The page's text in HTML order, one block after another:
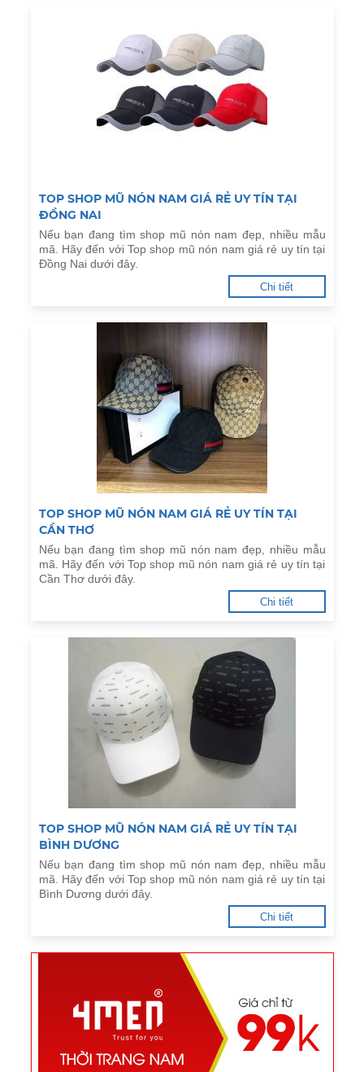
TOP SHOP MŨ NÓN NAM GIÁ RẺ UY TÍN TẠI
ĐỒNG NAI
Nếu bạn đang tìm shop mũ nón nam đẹp, nhiều mẫu
mã. Hãy đến với Top shop mũ nón nam giá rẻ uy tín tại
Đồng Nai dưới đây.
Chi tiết
TOP SHOP MŨ NÓN NAM GIÁ RẺ UY TÍN TẠI
CẦN THƠ
Nếu bạn đang tìm shop mũ nón nam đẹp, nhiều mẫu
mã. Hãy đến với Top shop mũ nón nam giá rẻ uy tín tại
Cần Thơ dưới đây.
Chi tiết
TOP SHOP MŨ NÓN NAM GIÁ RẺ UY TÍN TẠI
BÌNH DƯƠNG
Nếu bạn đang tìm shop mũ nón nam đẹp, nhiều mẫu
mã. Hãy đến với Top shop mũ nón nam giá rẻ uy tín tại
Bình Dương dưới đây.
Chi tiết